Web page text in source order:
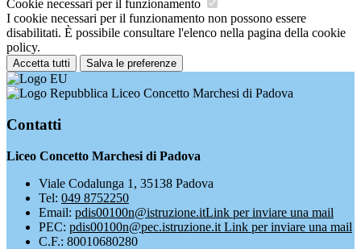
Cookie necessari per il funzionamento
I cookie necessari per il funzionamento non possono essere
disabilitati. È possibile consultare l'elenco nella pagina della cookie
policy.
Accetta tutti Salva le preferenze
Liceo Concetto Marchesi di Padova
Contatti
Liceo Concetto Marchesi di Padova
Viale Codalunga 1, 35138 Padova
Tel: 049 8752250
Email: pdis00100n@istruzione.itLink per inviare una mail
PEC: pdis00100n@pec.istruzione.it Link per inviare una mail
C.F.: 80010680280